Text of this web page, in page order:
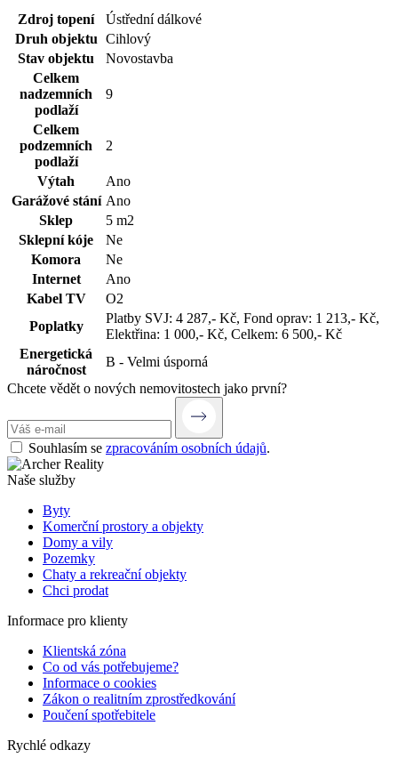
Zdroj topení
Ústřední dálkové
Druh objektu Cihlový
Stav objektu
Novostavba
Celkem
nadzemních
podlaží
9
Celkem
podzemních
podlaží
2
Výtah
Ano
Garážové stání Ano
Sklep
5 m2
Sklepní kóje
Ne
Komora
Ne
Internet
Ano
Kabel TV
O2
Poplatky
Platby SVJ: 4 287,- Kč, Fond oprav: 1 213,- Kč,
Elektřina: 1 000,- Kč, Celkem: 6 500,- Kč
Energetická
náročnost
B - Velmi úsporná
Chcete vědět o nových nemovitostech jako první?
Souhlasím se zpracováním osobních údajů.
Naše služby
Byty
Komerční prostory a objekty
Domy a vily
Pozemky
Chaty a rekreační objekty
Chci prodat
Informace pro klienty
Klientská zóna
Co od vás potřebujeme?
Informace o cookies
Zákon o realitním zprostředkování
Poučení spotřebitele
Rychlé odkazy